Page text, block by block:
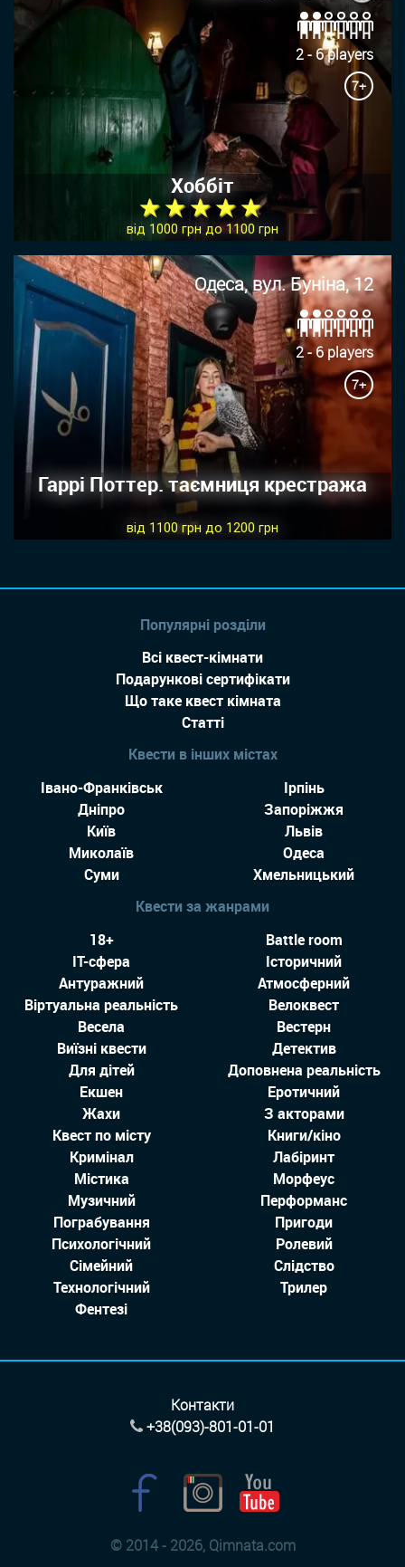
2 - 6 players
7+
Хоббіт
★ ★ ★ ★ ★
від 1000 грн до 1100 грн
Одеса, вул. Буніна, 12
2 - 6 players
7+
Гаррі Поттер. таємниця крестража
від 1100 грн до 1200 грн
Популярні розділи
Всі квест-кімнати
Подарункові сертифікати
Що таке квест кімната
Статті
Квести в інших містах
Івано-Франківськ
Ірпінь
Дніпро
Запоріжжя
Київ
Львів
Миколаїв
Одеса
Суми
Хмельницький
Квести за жанрами
18+
Battle room
IT-сфера
Історичний
Антуражний
Атмосферний
Віртуальна реальність
Велоквест
Весела
Вестерн
Виїзні квести
Детектив
Для дітей
Доповнена реальність
Екшен
Еротичний
Жахи
З акторами
Квест по місту
Книги/кіно
Кримінал
Лабіринт
Містика
Морфеус
Музичний
Перформанс
Пограбування
Пригоди
Психологічний
Ролевий
Сімейний
Слідство
Технологiчний
Трилер
Фентезі
© 2014 - 2026, Qimnata.com
Контакти
+38(093)-801-01-01